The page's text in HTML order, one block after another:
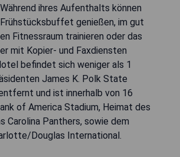
ihres Aufenthalts können
genießen, im gut
Fitnessraum trainieren oder das
mit Kopier- und Faxdiensten
befindet sich weniger als 1
James K. Polk State
und ist innerhalb von 16
of America Stadium, Heimat des
Carolina Panthers, sowie dem
Douglas International.